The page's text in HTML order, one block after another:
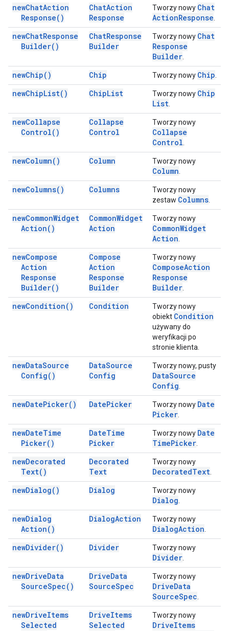
newChatAction
Response( )
ChatAction
Response
Tworzy nowy Chat
ActionResponse
newChatResponse
Builder( )
ChatResponse
Builder
Tworzy nowy Chat
Response
Builder
newChip( ) Chip Tworzy nowy Chip
newChipList( ) ChipList Tworzy nowy Chip
List
newCollapse
Control( )
Collapse
Control
Tworzy nowy
Collapse
Control
newColumn( ) Column Tworzy nowy
Column
newColumns( ) Columns
Tworzy nowy
zestaw Columns
newCommonWidget
Action( )
CommonWidget
Action
Tworzy nowy
CommonWidget
Action
newCompose
Action
Response
Builder( )
Compose
Action
Response
Builder
Tworzy nowy
ComposeAction
Response
Builder
newCondition( ) Condition
Tworzy nowy
obiekt Condition
używany do
weryfikacji po
stronie klienta.
newDataSource
Config( )
DataSource
Config
Tworzy nowy, pusty
DataSource
Config
newDatePicker( ) DatePicker Tworzy nowy Date
Picker
newDateTime
Picker( )
DateTime
Picker
Tworzy nowy Date
TimePicker
newDecorated
Text( )
Decorated
Text
Tworzy nowy
DecoratedText
newDialog( ) Dialog Tworzy nowy
Dialog
newDialog
Action( )
DialogAction Tworzy nowy
DialogAction
newDivider( ) Divider Tworzy nowy
Divider
newDriveData
SourceSpec( )
DriveData
SourceSpec
Tworzy nowy
DriveData
SourceSpec
newDriveItems
Selected
DriveItems
Selected
Tworzy nowy
DriveItems